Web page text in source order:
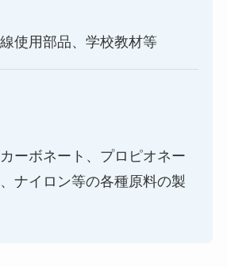
使用部品、学校教材等
ーボネート、プロピオネー
ナイロン等の各種原料の製